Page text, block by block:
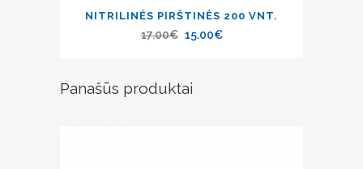
NITRILINĖS PIRŠTINĖS 200 VNT.
17.00€ 15.00€
Panašūs produktai